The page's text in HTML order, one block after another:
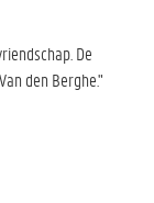
De
den Berghe."